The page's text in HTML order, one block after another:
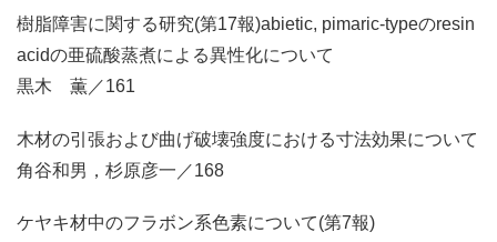
樹脂障害に関する研究(第17報)abietic, pimaric-typeのresin
acidの亜硫酸蒸煮による異性化について
黒木 薫／161
木材の引張および曲げ破壊強度における寸法効果について
角谷和男，杉原彦一／168
ケヤキ材中のフラボン系色素について(第7報)